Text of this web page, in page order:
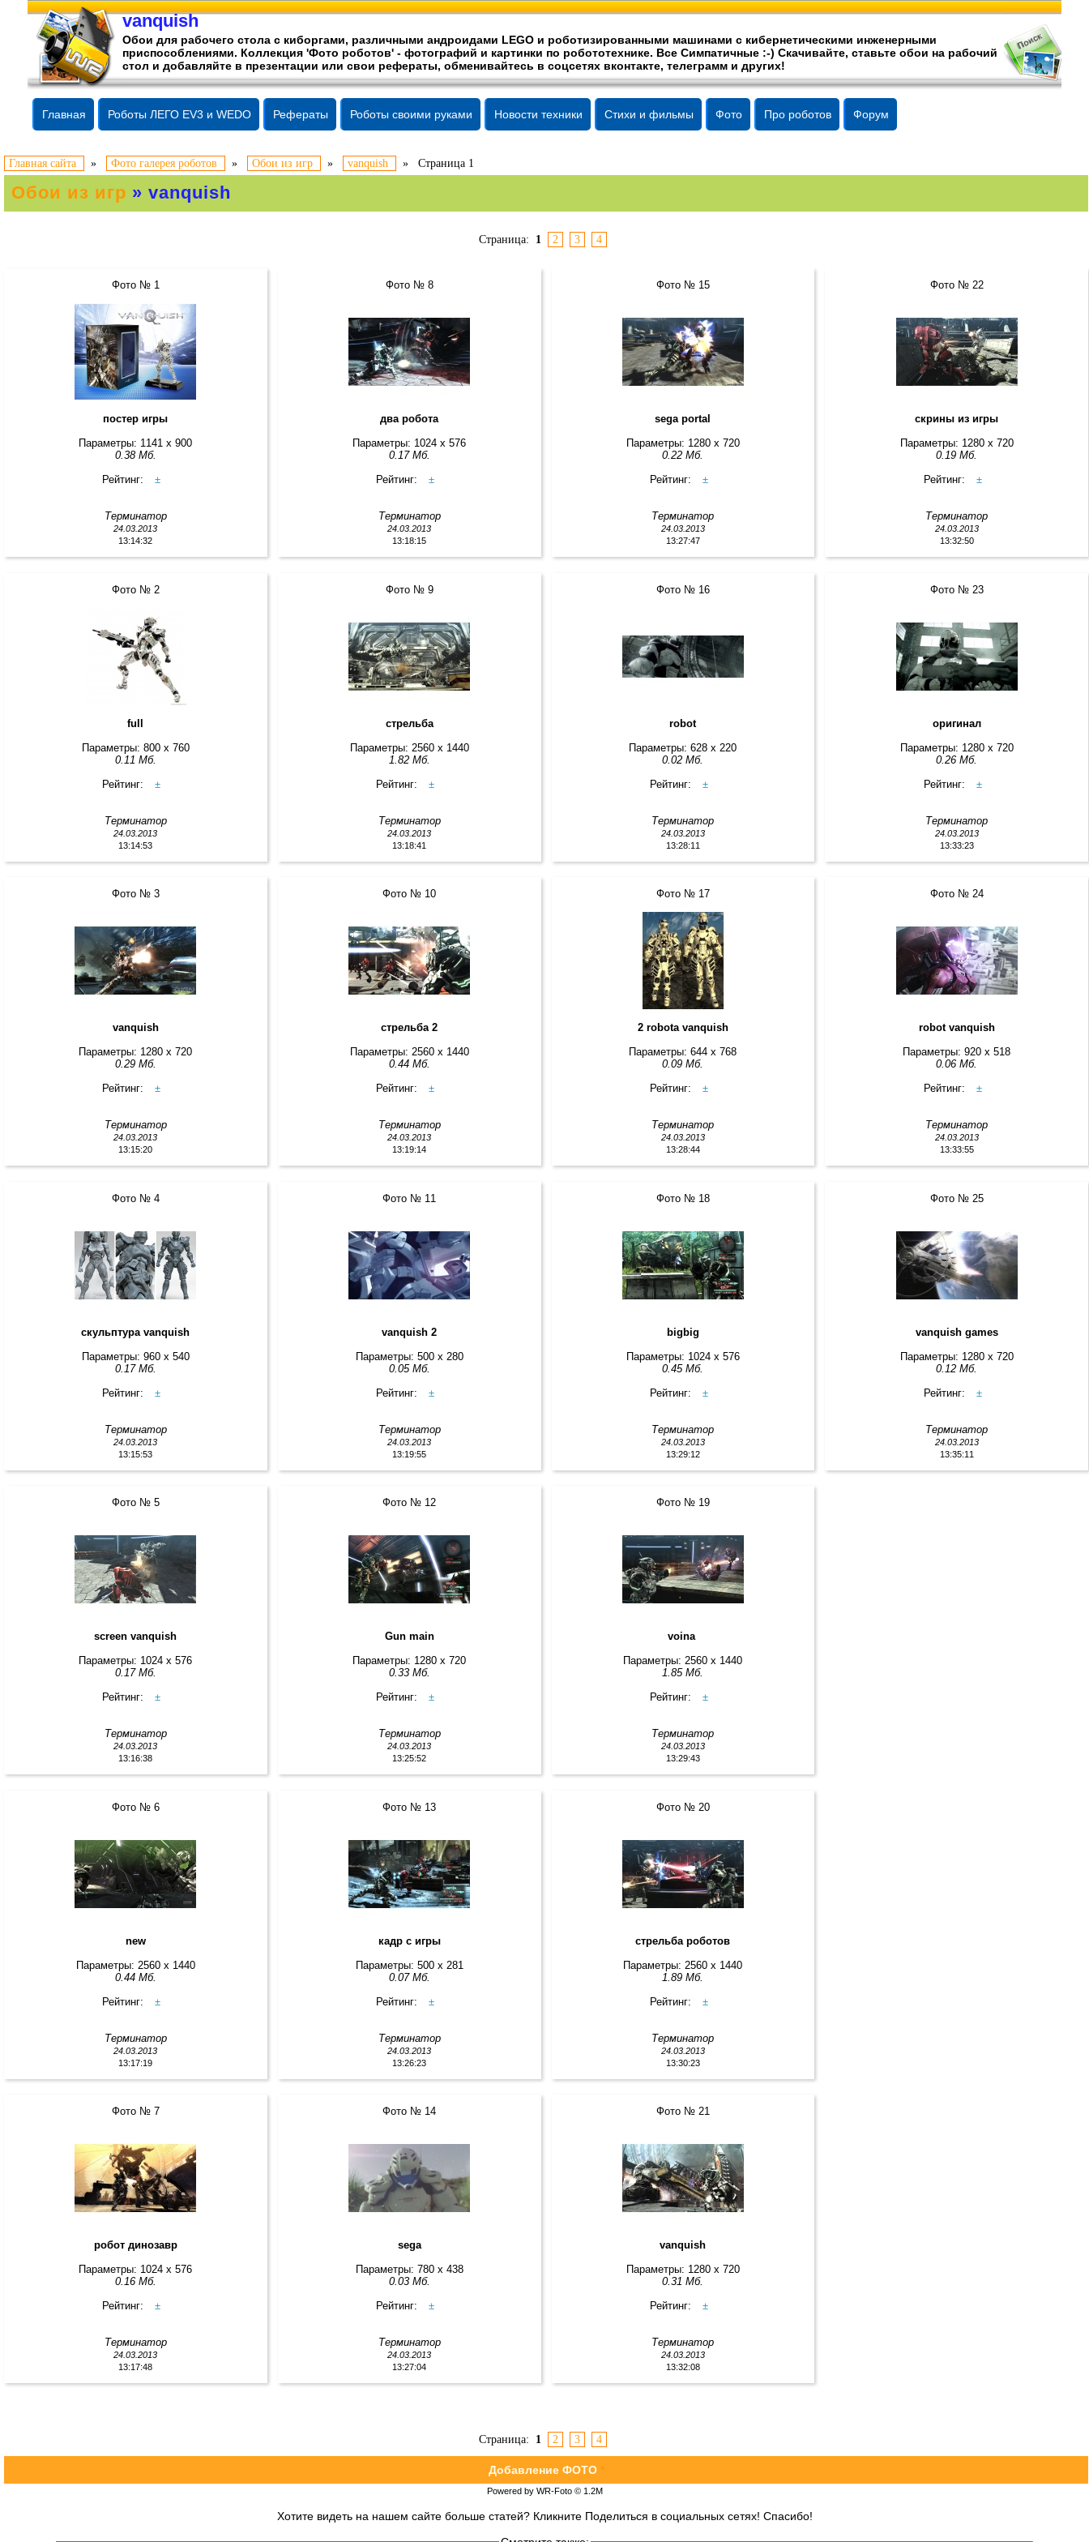
vanquish
Обои для рабочего стола c киборгами, различными андроидами LEGO и роботизированными машинами c кибернетическими инженерными
приспособлениями. Коллекция 'Фото роботов' - фотографий и картинки по робототехнике. Все Симпатичные :-) Скачивайте, ставьте обои на рабочий
стол и добавляйте в презентации или свои рефераты, обменивайтесь в соцсетях вконтакте, телеграмм и других!
Главная Роботы ЛЕГО EV3 и WEDO Рефераты Роботы своими руками Новости техники Стихи и фильмы Фото Про роботов Форум
Главная сайта » Фото галерея роботов » Обои из игр » vanquish » Страница 1
Обои из игр » vanquish
Страница: 1 2 3 4
Фото № 1
постер игры
Параметры: 1141 x 900
0.38 Мб.
Рейтинг:
±
Терминатор
24.03.2013
13:14:32
Фото № 2
full
Параметры: 800 x 760
0.11 Мб.
Рейтинг:
±
Терминатор
24.03.2013
13:14:53
Фото № 3
vanquish
Параметры: 1280 x 720
0.29 Мб.
Рейтинг:
±
Терминатор
24.03.2013
13:15:20
Фото № 4
скульптура vanquish
Параметры: 960 x 540
0.17 Мб.
Рейтинг:
±
Терминатор
24.03.2013
13:15:53
Фото № 5
screen vanquish
Параметры: 1024 x 576
0.17 Мб.
Рейтинг:
±
Терминатор
24.03.2013
13:16:38
Фото № 6
new
Параметры: 2560 x 1440
0.44 Мб.
Рейтинг:
±
Терминатор
24.03.2013
13:17:19
Фото № 7
робот динозавр
Параметры: 1024 x 576
0.16 Мб.
Рейтинг:
±
Терминатор
24.03.2013
13:17:48
Фото № 8
два робота
Параметры: 1024 x 576
0.17 Мб.
Рейтинг:
±
Терминатор
24.03.2013
13:18:15
Фото № 9
стрельба
Параметры: 2560 x 1440
1.82 Мб.
Рейтинг:
±
Терминатор
24.03.2013
13:18:41
Фото № 10
стрельба 2
Параметры: 2560 x 1440
0.44 Мб.
Рейтинг:
±
Терминатор
24.03.2013
13:19:14
Фото № 11
vanquish 2
Параметры: 500 x 280
0.05 Мб.
Рейтинг:
±
Терминатор
24.03.2013
13:19:55
Фото № 12
Gun main
Параметры: 1280 x 720
0.33 Мб.
Рейтинг:
±
Терминатор
24.03.2013
13:25:52
Фото № 13
кадр с игры
Параметры: 500 x 281
0.07 Мб.
Рейтинг:
±
Терминатор
24.03.2013
13:26:23
Фото № 14
sega
Параметры: 780 x 438
0.03 Мб.
Рейтинг:
±
Терминатор
24.03.2013
13:27:04
Фото № 15
sega portal
Параметры: 1280 x 720
0.22 Мб.
Рейтинг:
±
Терминатор
24.03.2013
13:27:47
Фото № 16
robot
Параметры: 628 x 220
0.02 Мб.
Рейтинг:
±
Терминатор
24.03.2013
13:28:11
Фото № 17
2 robota vanquish
Параметры: 644 x 768
0.09 Мб.
Рейтинг:
±
Терминатор
24.03.2013
13:28:44
Фото № 18
bigbig
Параметры: 1024 x 576
0.45 Мб.
Рейтинг:
±
Терминатор
24.03.2013
13:29:12
Фото № 19
voina
Параметры: 2560 x 1440
1.85 Мб.
Рейтинг:
±
Терминатор
24.03.2013
13:29:43
Фото № 20
стрельба роботов
Параметры: 2560 x 1440
1.89 Мб.
Рейтинг:
±
Терминатор
24.03.2013
13:30:23
Фото № 21
vanquish
Параметры: 1280 x 720
0.31 Мб.
Рейтинг:
±
Терминатор
24.03.2013
13:32:08
Фото № 22
скрины из игры
Параметры: 1280 x 720
0.19 Мб.
Рейтинг:
±
Терминатор
24.03.2013
13:32:50
Фото № 23
оригинал
Параметры: 1280 x 720
0.26 Мб.
Рейтинг:
±
Терминатор
24.03.2013
13:33:23
Фото № 24
robot vanquish
Параметры: 920 x 518
0.06 Мб.
Рейтинг:
±
Терминатор
24.03.2013
13:33:55
Фото № 25
vanquish games
Параметры: 1280 x 720
0.12 Мб.
Рейтинг:
±
Терминатор
24.03.2013
13:35:11
Страница: 1 2 3 4
Добавление ФОТО *
Powered by WR-Foto © 1.2М
Хотите видеть на нашем сайте больше статей? Кликните Поделиться в социальных сетях! Спасибо!